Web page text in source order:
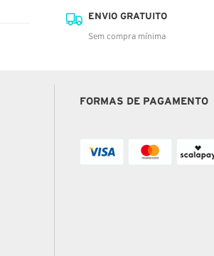
ENVIO GRATUITO
Sem compra mínima
FORMAS DE PAGAMENTO